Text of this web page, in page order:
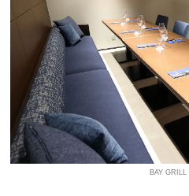
BAY GRILL